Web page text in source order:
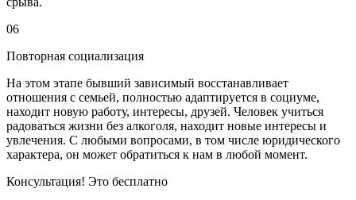
06
Повторная социализация
На этом этапе бывший зависимый восстанавливает
отношения с семьей, полностью адаптируется в социуме,
находит новую работу, интересы, друзей. Человек учиться
радоваться жизни без алкоголя, находит новые интересы и
увлечения. С любыми вопросами, в том числе юридического
характера, он может обратиться к нам в любой момент.
Консультация! Это бесплатно